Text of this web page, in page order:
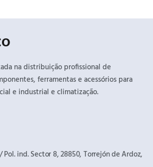
na distribuição profissional de
ferramentas e acessórios para
e industrial e climatização.
ind. Sector 8, 28850, Torrejón de Ardoz,